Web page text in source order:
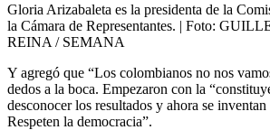
Gloria Arizabaleta es la presidenta de la
la Cámara de Representantes. | Foto:
REINA / SEMANA
Y agregó que “Los colombianos no nos
dedos a la boca. Empezaron con la
desconocer los resultados y ahora se inventan
Respeten la democracia”.